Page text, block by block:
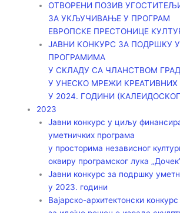
ОТВОРЕНИ ПОЗИВ
ЗА УКЉУЧИВАЊЕ У ПРОГРАМ
ЕВРОПСКЕ ПРЕСТОНИЦЕ
ЈАВНИ КОНКУРС ЗА ПОДРШКУ
ПРОГРАМИМА
У СКЛАДУ СА ЧЛАНСТВОМ
У УНЕСКО МРЕЖИ КРЕАТИВНИХ
У 2024. ГОДИНИ
2023
Јавни конкурс у циљу
уметничких програма
у просторима независног
оквиру програмског лука
Јавни конкурс за подршку
у 2023. години
Вајарско-архитектонски конкурс